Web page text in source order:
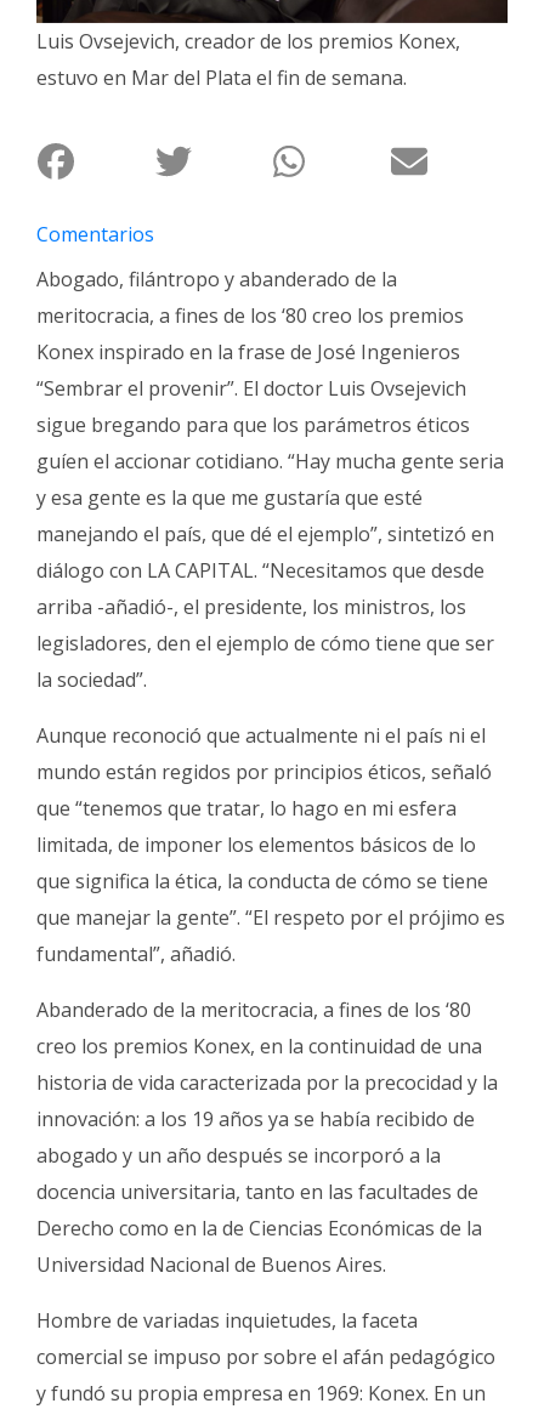
Cartelera
Fotos
Clasificados
Fúnebres
Luis Ovsejevich, creador de los premios Konex,
estuvo en Mar del Plata el fin de semana.
Comentarios
Abogado, filántropo y abanderado de la
meritocracia, a fines de los ‘80 creo los premios
Konex inspirado en la frase de José Ingenieros
“Sembrar el provenir”. El doctor Luis Ovsejevich
sigue bregando para que los parámetros éticos
guíen el accionar cotidiano. “Hay mucha gente seria
y esa gente es la que me gustaría que esté
manejando el país, que dé el ejemplo”, sintetizó en
diálogo con LA CAPITAL. “Necesitamos que desde
arriba -añadió-, el presidente, los ministros, los
legisladores, den el ejemplo de cómo tiene que ser
la sociedad”.
Aunque reconoció que actualmente ni el país ni el
mundo están regidos por principios éticos, señaló
que “tenemos que tratar, lo hago en mi esfera
limitada, de imponer los elementos básicos de lo
que significa la ética, la conducta de cómo se tiene
que manejar la gente”. “El respeto por el prójimo es
fundamental”, añadió.
Abanderado de la meritocracia, a fines de los ‘80
creo los premios Konex, en la continuidad de una
historia de vida caracterizada por la precocidad y la
innovación: a los 19 años ya se había recibido de
abogado y un año después se incorporó a la
docencia universitaria, tanto en las facultades de
Derecho como en la de Ciencias Económicas de la
Universidad Nacional de Buenos Aires.
Hombre de variadas inquietudes, la faceta
comercial se impuso por sobre el afán pedagógico
y fundó su propia empresa en 1969: Konex. En un